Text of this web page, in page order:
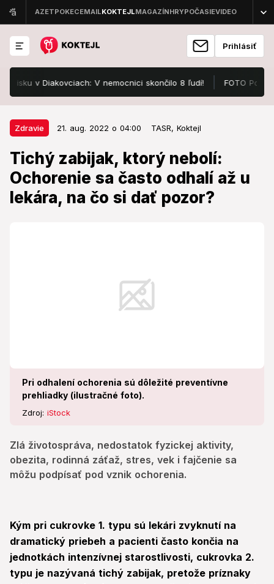
Prihlásiť
v Diakovciach: V nemocnici skončilo 8 ľudí! FOTO Pozrite, v
Zdravie 21. aug. 2022 o 04:00 TASR, Koktejl
Tichý zabijak, ktorý nebolí:
Ochorenie sa často odhalí až u
lekára, na čo si dať pozor?
Pri odhalení ochorenia sú dôležité preventívne
prehliadky (ilustračné foto).
Zdroj: iStock
Zlá životospráva, nedostatok fyzickej aktivity,
obezita, rodinná záťaž, stres, vek i fajčenie sa
môžu podpísať pod vznik ochorenia.
Zdravie 21. aug. 2022 o 04:00
Tichý zabijak, ktorý nebolí:
Ochorenie sa často odhalí až u
lekára, na čo si dať pozor?
Kým pri cukrovke 1. typu sú lekári zvyknutí na
dramatický priebeh a pacienti často končia na
jednotkách intenzívnej starostlivosti, cukrovka 2.
typu je nazývaná tichý zabijak, pretože príznaky